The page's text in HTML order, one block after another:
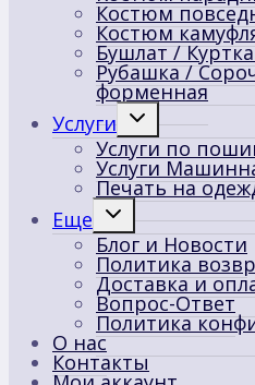
Костюм
Костюм
Бушлат /
Рубашка /
форменная
Услуги
Переключить
дочернее
меню
Услуги по
Услуги
Печать на
Еще
Переключить
дочернее
меню
Блог и Новости
Политика
Доставка и
Вопрос-Ответ
Политика
О нас
Контакты